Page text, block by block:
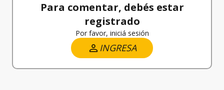
Para comentar, debés estar
registrado
Por favor, iniciá sesión
INGRESA